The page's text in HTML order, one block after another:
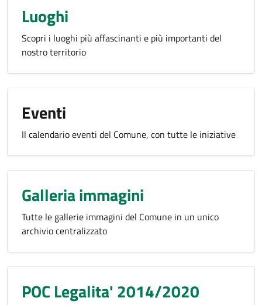
Luoghi
Scopri i luoghi più affascinanti e più importanti del
nostro territorio
Eventi
Il calendario eventi del Comune, con tutte le iniziative
Galleria immagini
Tutte le gallerie immagini del Comune in un unico
archivio centralizzato
POC Legalita' 2014/2020